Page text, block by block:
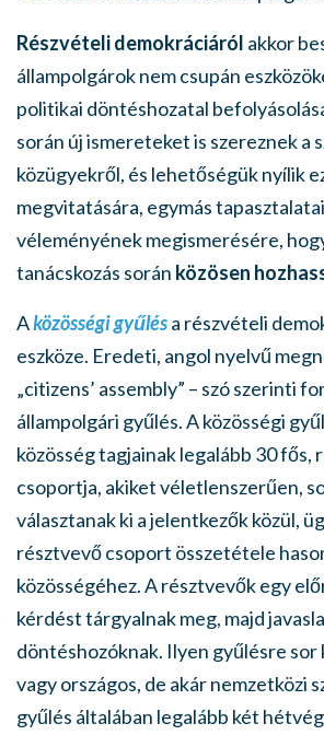
Részvételi demokráciáról akkor
állampolgárok nem csupán
politikai döntéshozatal
során új ismereteket is szereznek a
közügyekről, és lehetőségük nyílik
megvitatására, egymás
véleményének megismerésére,
tanácskozás során közösen
Aközösségi gyűlésa részvételi
eszköze. Eredeti, angol nyelvű
„citizens’ assembly” – szó szerinti
állampolgári gyűlés. A közösségi
közösség tagjainak legalább 30
csoportja, akiket véletlenszerűen,
választanak ki a jelentkezők közül,
résztvevő csoport összetétele
közösségéhez. A résztvevők egy
kérdést tárgyalnak meg, majd
döntéshozóknak. Ilyen gyűlésre
vagy országos, de akár nemzetközi
gyűlés általában legalább két